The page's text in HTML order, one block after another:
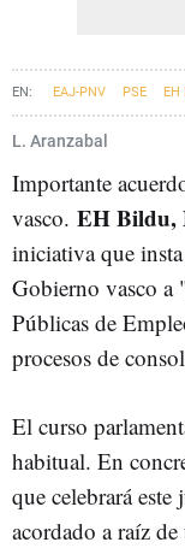
EAJ-PNV PSE EH
ALBERTO MARTÍNEZ
L. Aranzabal
Importante
vasco. EH Bildu,
iniciativa que
Gobierno vasco a
Públicas de
procesos de
El curso
habitual. En
que celebrará
acordado a raíz de